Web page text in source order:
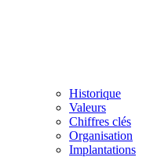
Historique
Valeurs
Chiffres clés
Organisation
Implantations